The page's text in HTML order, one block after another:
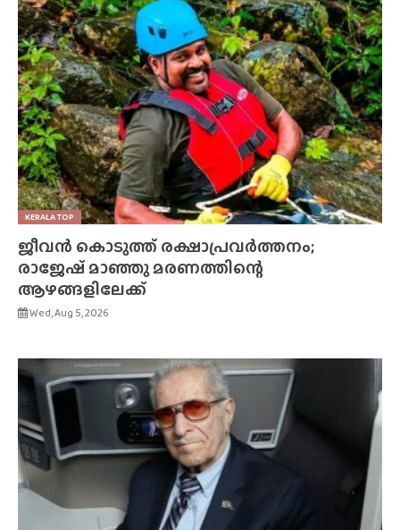
KERALA TOP
ജീവൻ കൊടുത്ത് രക്ഷാപ്രവർത്തനം;
രാജേഷ് മാഞ്ഞു മരണത്തിന്റെ
ആഴങ്ങളിലേക്ക്
Wed, Aug 5, 2026